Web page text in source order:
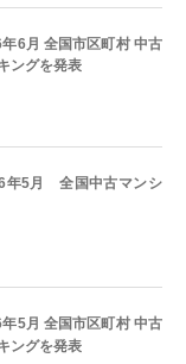
6月 全国市区町村 中古
ングを発表
年5月 全国中古マンシ
5月 全国市区町村 中古
ングを発表